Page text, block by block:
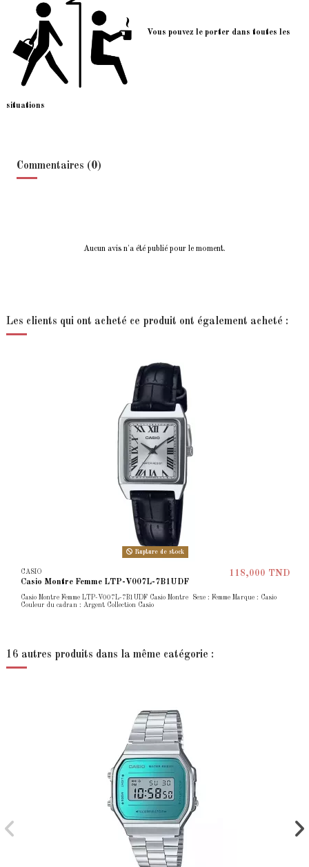
Vous pouvez le porter dans toutes les
situations
Commentaires (0)
Aucun avis n'a été publié pour le moment.
Les clients qui ont acheté ce produit ont également acheté :
Rupture de stock
CASIO
Casio Montre Femme LTP-V007L-7B1UDF
118,000 TND
Casio Montre Femme LTP-V007L-7B1UDF Casio Montre Sexe : Femme Marque : Casio
Couleur du cadran : Argent Collection Casio
16 autres produits dans la même catégorie :